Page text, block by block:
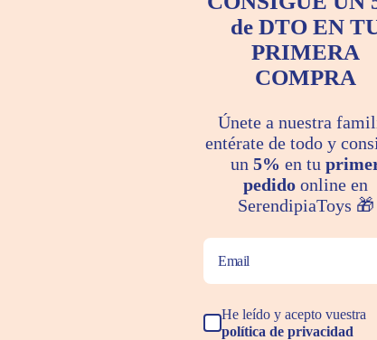
familias hablan por
★★★★★
Inmejorable
de DTO EN
PRIMERA
COMPRA
Únete a nuestra
entérate de todo y
un 5% en tu
pedido online en
SerendipiaToys 🎁
He leído y acepto vuestra
política de privacidad